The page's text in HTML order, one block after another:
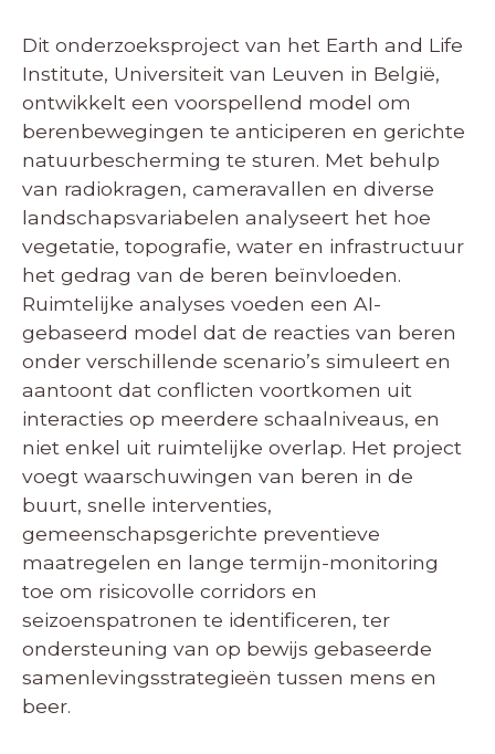
Dit onderzoeksproject van het Earth and Life
Institute, Universiteit van Leuven in België,
ontwikkelt een voorspellend model om
berenbewegingen te anticiperen en gerichte
natuurbescherming te sturen. Met behulp
van radiokragen, cameravallen en diverse
landschapsvariabelen analyseert het hoe
vegetatie, topografie, water en infrastructuur
het gedrag van de beren beïnvloeden.
Ruimtelijke analyses voeden een AI-
gebaseerd model dat de reacties van beren
onder verschillende scenario’s simuleert en
aantoont dat conflicten voortkomen uit
interacties op meerdere schaalniveaus, en
niet enkel uit ruimtelijke overlap. Het project
voegt waarschuwingen van beren in de
buurt, snelle interventies,
gemeenschapsgerichte preventieve
maatregelen en lange termijn-monitoring
toe om risicovolle corridors en
seizoenspatronen te identificeren, ter
ondersteuning van op bewijs gebaseerde
samenlevingsstrategieën tussen mens en
beer.